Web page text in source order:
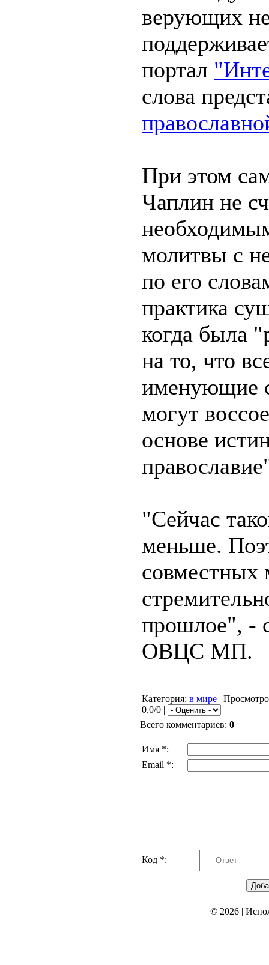
верующих
портал
слова
При этом
Чаплин не
молитвы с
по его
практика
когда была
на то, что
именующие
могут
основе
"Сейчас
меньше.
совместных
прошлое", -
ОВЦС МП.
Категория: в мире |
0.0/0 |
Всего комментариев: 0
Имя *:
Email *:
Код *:
© 2026|